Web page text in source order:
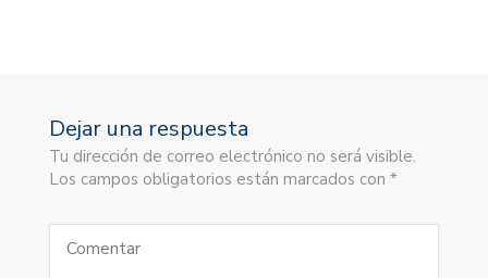
Dejar una respuesta
Tu dirección de correo electrónico no será visible.
Los campos obligatorios están marcados con *